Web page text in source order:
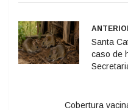
Santa
caso de
Cobertura